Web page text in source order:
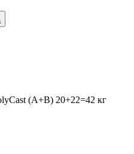
(А+В) 20+22=42 кг